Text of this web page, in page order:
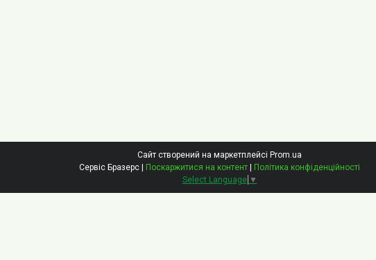
Сайт створений на маркетплейсі Prom.ua
Сервіс Бразерс | Поскаржитися на контент | Політика конфіденційності
Select Language ▼